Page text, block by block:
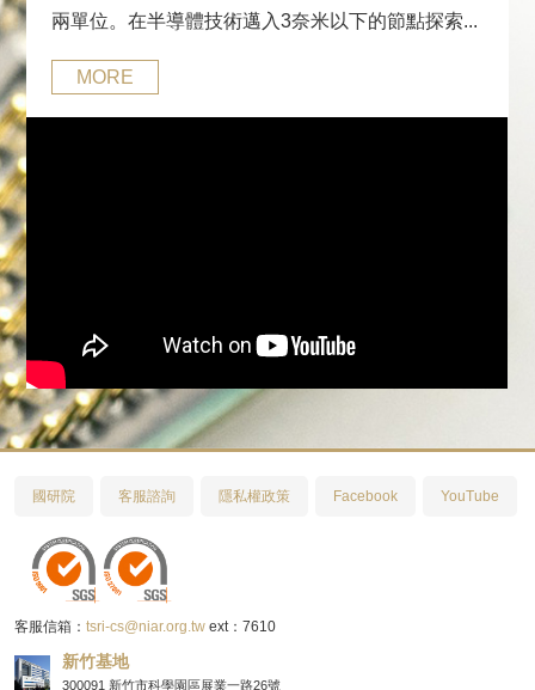
兩單位。在半導體技術邁入3奈米以下的節點探索...
MORE
國研院 客服諮詢 隱私權政策 Facebook YouTube
客服信箱： tsri-cs@niar.org.tw ext：7610
新竹基地
300091 新竹市科學園區展業一路26號